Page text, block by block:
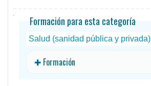
Formación para esta categoría
Salud (sanidad pública y privada)
✚ Formación